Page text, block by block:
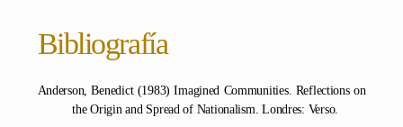
Bibliografía
Anderson, Benedict (1983) Imagined Communities. Reflections on
the Origin and Spread of Nationalism. Londres: Verso.